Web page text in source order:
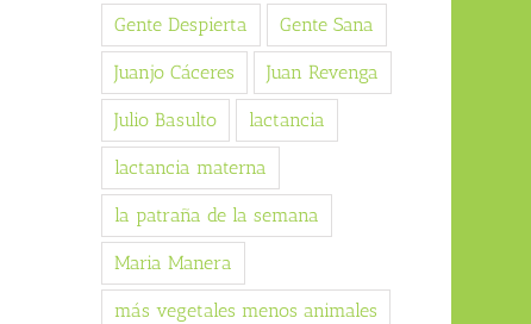
Gente Despierta Gente Sana
Juanjo Cáceres Juan Revenga
Julio Basulto lactancia
lactancia materna
la patraña de la semana
Maria Manera
más vegetales menos animales